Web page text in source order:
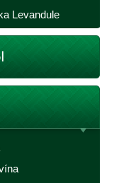
Levandule